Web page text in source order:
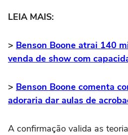
LEIA MAIS:
> Benson Boone atrai 140
venda de show com
> Benson Boone comenta
adoraria dar aulas de
A confirmação valida as